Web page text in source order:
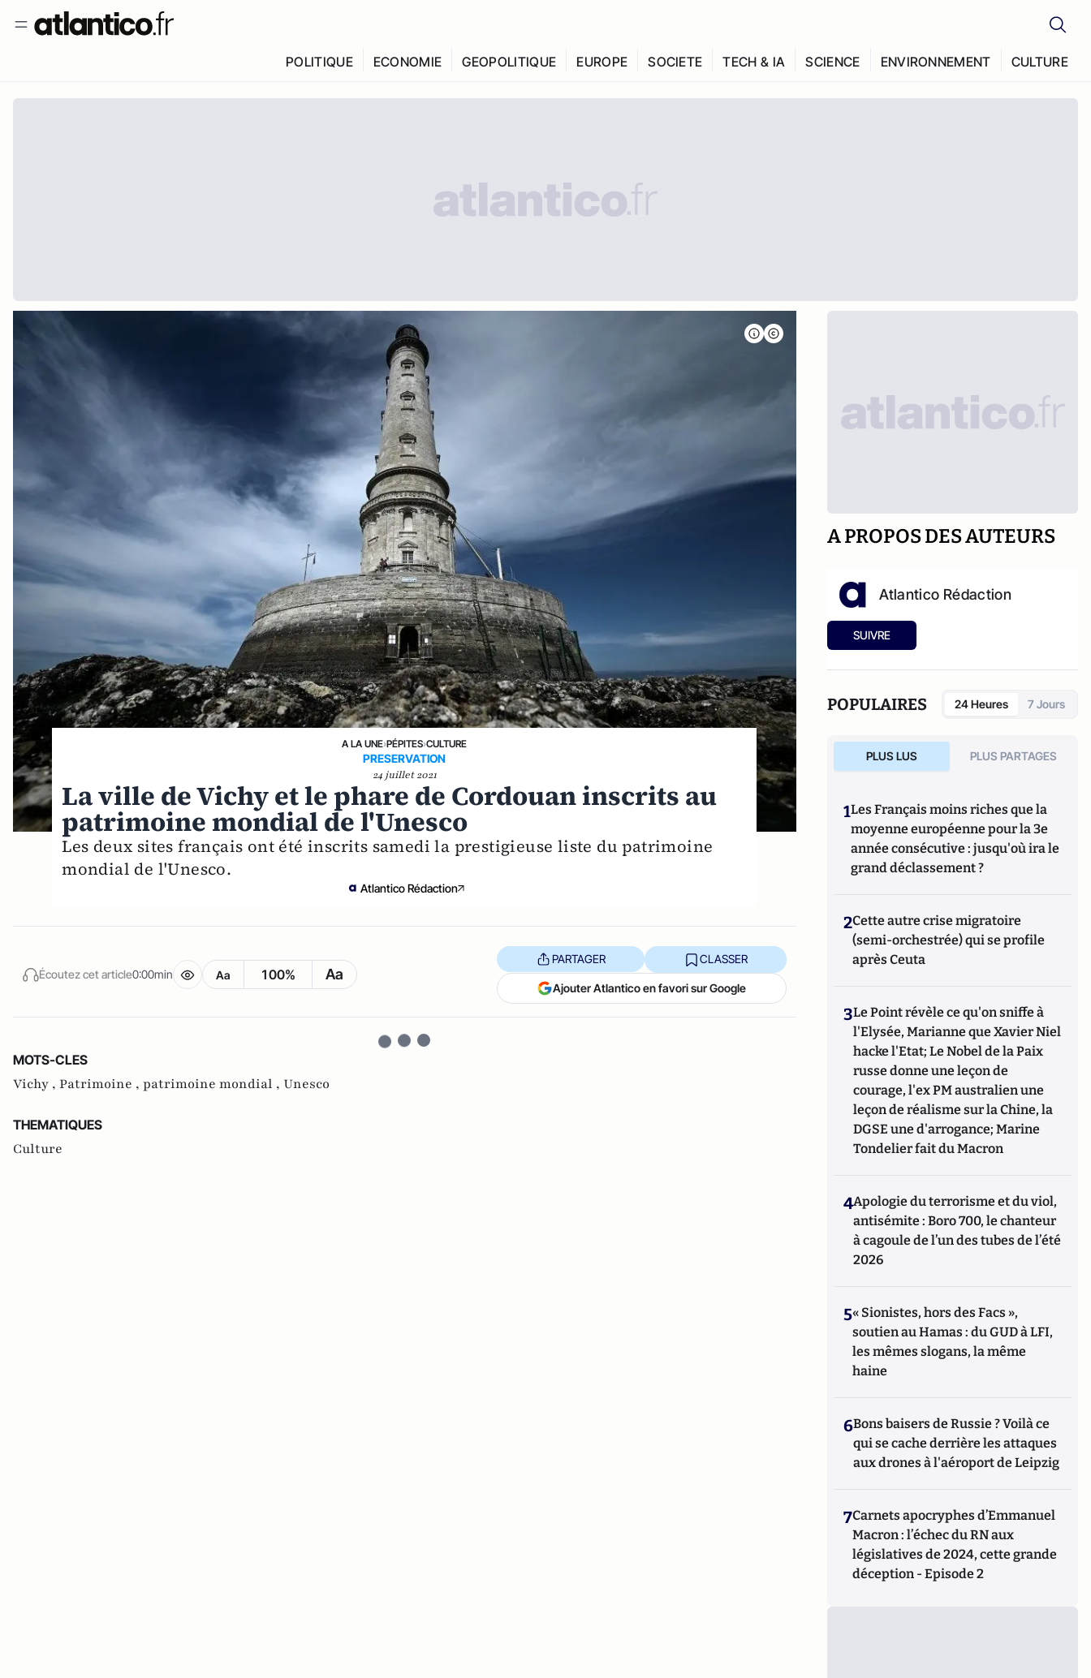
POLITIQUE ECONOMIE GEOPOLITIQUE EUROPE SOCIETE TECH & IA SCIENCE ENVIRONNEMENT CULTURE
A LA UNE›PÉPITES›CULTURE
PRESERVATION
24 juillet 2021
La ville de Vichy et le phare de Cordouan inscrits au
patrimoine mondial de l'Unesco
Les deux sites français ont été inscrits samedi la prestigieuse liste du patrimoine
mondial de l'Unesco.
Atlantico Rédaction
Écoutez cet article0:00min Aa 100% Aa
PARTAGER CLASSER
Ajouter Atlantico en favori sur Google
MOTS-CLES
Vichy , Patrimoine , patrimoine mondial , Unesco
THEMATIQUES
Culture
A PROPOS DES AUTEURS
Atlantico Rédaction
SUIVRE
POPULAIRES 24 Heures 7 Jours
PLUS LUS PLUS PARTAGES
1Les Français moins riches que la
moyenne européenne pour la 3e
année consécutive : jusqu'où ira le
grand déclassement ?
2Cette autre crise migratoire
(semi-orchestrée) qui se profile
après Ceuta
3Le Point révèle ce qu'on sniffe à
l'Elysée, Marianne que Xavier Niel
hacke l'Etat; Le Nobel de la Paix
russe donne une leçon de
courage, l'ex PM australien une
leçon de réalisme sur la Chine, la
DGSE une d'arrogance; Marine
Tondelier fait du Macron
4Apologie du terrorisme et du viol,
antisémite : Boro 700, le chanteur
à cagoule de l’un des tubes de l’été
2026
5« Sionistes, hors des Facs »,
soutien au Hamas : du GUD à LFI,
les mêmes slogans, la même
haine
6Bons baisers de Russie ? Voilà ce
qui se cache derrière les attaques
aux drones à l'aéroport de Leipzig
7Carnets apocryphes d’Emmanuel
Macron : l’échec du RN aux
législatives de 2024, cette grande
déception - Episode 2